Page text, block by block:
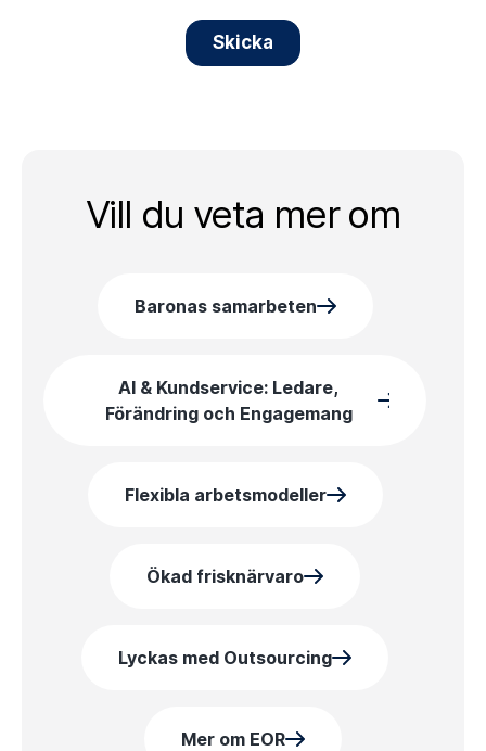
Vill du veta mer om
Baronas samarbeten
AI & Kundservice: Ledare,
Förändring och Engagemang
Flexibla arbetsmodeller
Ökad frisknärvaro
Lyckas med Outsourcing
Mer om EOR